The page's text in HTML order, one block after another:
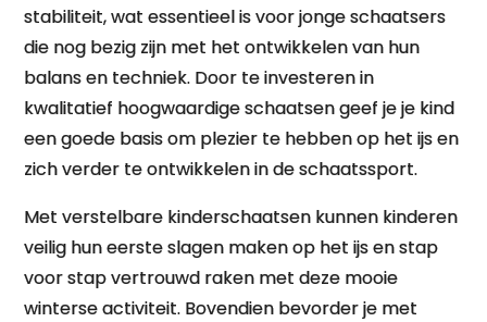
stabiliteit, wat essentieel is voor jonge schaatsers
die nog bezig zijn met het ontwikkelen van hun
balans en techniek. Door te investeren in
kwalitatief hoogwaardige schaatsen geef je je kind
een goede basis om plezier te hebben op het ijs en
zich verder te ontwikkelen in de schaatssport.
Met verstelbare kinderschaatsen kunnen kinderen
veilig hun eerste slagen maken op het ijs en stap
voor stap vertrouwd raken met deze mooie
winterse activiteit. Bovendien bevorder je met